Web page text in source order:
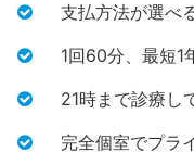
支払方法が選べ
1回60分、最短1
21時まで診療し
完全個室でプラ